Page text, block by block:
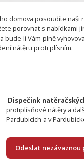
domova posoudíte
porovnat s nabídkami
bude-li Vám plně
nátěru proti plísním.
Dispečink
protiplísňové nátěry a
Pardubicích a v
Odeslat nezávaznou